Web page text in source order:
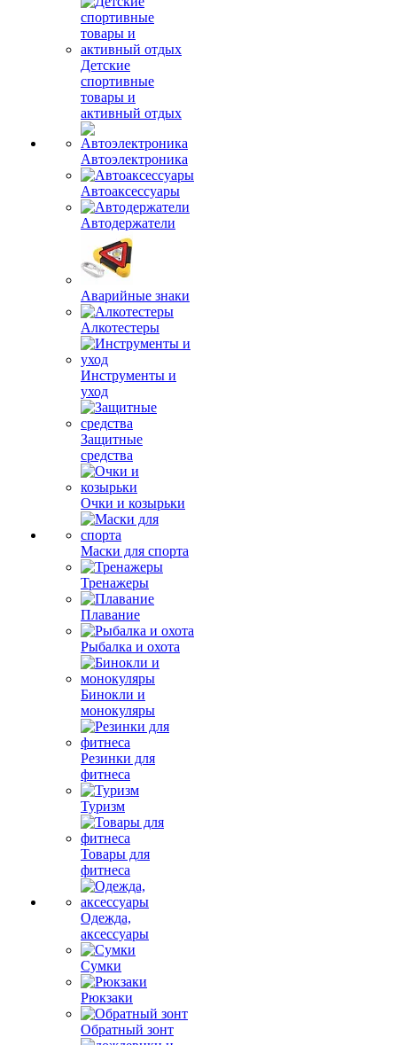
Детские
спортивные
товары и
активный отдых
Автоэлектроника
Автоаксессуары
Автодержатели
Аварийные знаки
Алкотестеры
Инструменты и
уход
Защитные
средства
Очки и козырьки
Маски для спорта
Тренажеры
Плавание
Рыбалка и охота
Бинокли и
монокуляры
Резинки для
фитнеса
Туризм
Товары для
фитнеса
Одежда,
аксессуары
Сумки
Рюкзаки
Обратный зонт